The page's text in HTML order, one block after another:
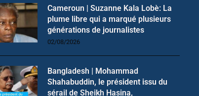
Cameroun | Suzanne Kala Lobè: La
plume libre qui a marqué plusieurs
générations de journalistes
02/08/2026
Bangladesh | Mohammad
Shahabuddin, le président issu du
sérail de Sheikh Hasina,